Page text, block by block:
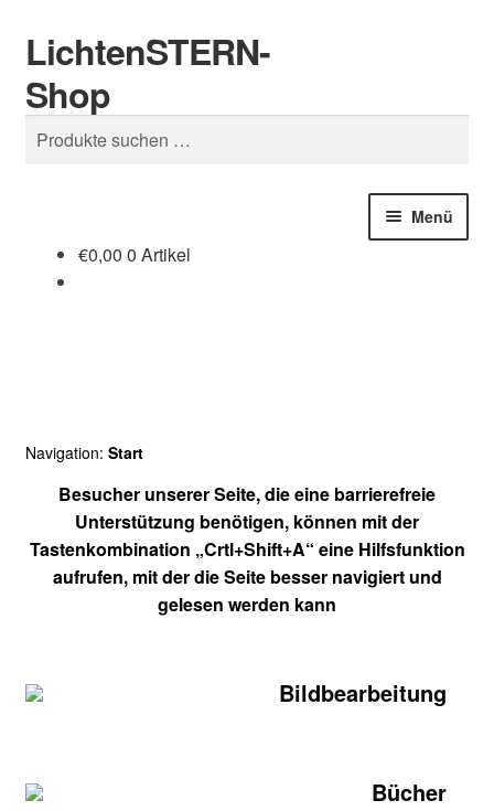
Zur
Navigation
springen
Zum
Inhalt
springen
LichtenSTERN-
Shop
Suchen
nach:
Suchen
Menü
€0,00 0 Artikel
Navigation: Start
Besucher unserer Seite, die eine barrierefreie
Unterstützung benötigen, können mit der
Tastenkombination „Crtl+Shift+A“ eine Hilfsfunktion
aufrufen, mit der die Seite besser navigiert und
gelesen werden kann
Bildbearbeitung
Bücher